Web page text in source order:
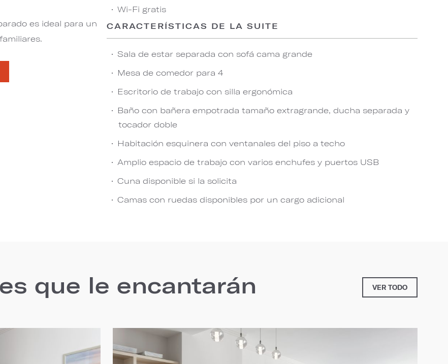
es ideal para un
Wi-Fi gratis
CARACTERÍSTICAS DE LA SUITE
Sala de estar separada con sofá cama grande
Mesa de comedor para 4
Escritorio de trabajo con silla ergonómica
Baño con bañera empotrada tamaño extragrande, ducha separada y
tocador doble
Habitación esquinera con ventanales del piso a techo
Amplio espacio de trabajo con varios enchufes y puertos USB
Cuna disponible si la solicita
Camas con ruedas disponibles por un cargo adicional
que le encantarán VER TODO